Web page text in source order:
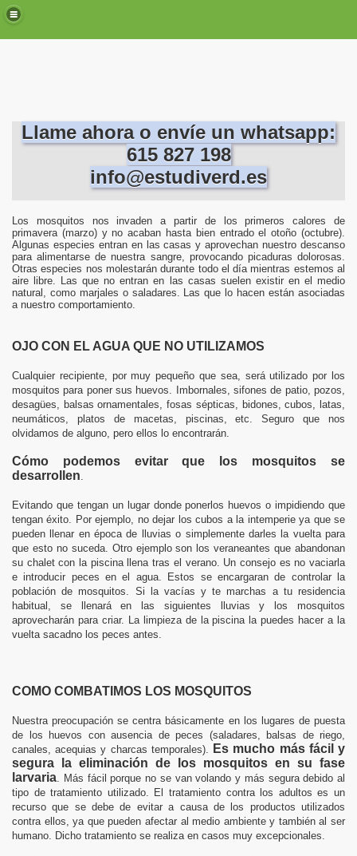
Llame ahora o envíe un whatsapp:
615 827 198
info@estudiverd.es
Los mosquitos nos invaden a partir de los primeros calores de
primavera (marzo) y no acaban hasta bien entrado el otoño (octubre).
Algunas especies entran en las casas y aprovechan nuestro descanso
para alimentarse de nuestra sangre, provocando picaduras dolorosas.
Otras especies nos molestarán durante todo el día mientras estemos al
aire libre. Las que no entran en las casas suelen existir en el medio
natural, como marjales o saladares. Las que lo hacen están asociadas
a nuestro comportamiento.
OJO CON EL AGUA QUE NO UTILIZAMOS
Cualquier recipiente, por muy pequeño que sea, será utilizado por los
mosquitos para poner sus huevos. Imbornales, sifones de patio, pozos,
desagües, balsas ornamentales, fosas sépticas, bidones, cubos, latas,
neumáticos, platos de macetas, piscinas, etc. Seguro que nos
olvidamos de alguno, pero ellos lo encontrarán.
Cómo podemos evitar que los mosquitos se
desarrollen.
Evitando que tengan un lugar donde ponerlos huevos o impidiendo que
tengan éxito. Por ejemplo, no dejar los cubos a la intemperie ya que se
pueden llenar en época de lluvias o simplemente darles la vuelta para
que esto no suceda. Otro ejemplo son los veraneantes que abandonan
su chalet con la piscina llena tras el verano. Un consejo es no vaciarla
e introducir peces en el agua. Estos se encargaran de controlar la
población de mosquitos. Si la vacías y te marchas a tu residencia
habitual, se llenará en las siguientes lluvias y los mosquitos
aprovecharán para criar. La limpieza de la piscina la puedes hacer a la
vuelta sacadno los peces antes.
COMO COMBATIMOS LOS MOSQUITOS
Nuestra preocupación se centra básicamente en los lugares de puesta
de los huevos con ausencia de peces (saladares, balsas de riego,
canales, acequias y charcas temporales). Es mucho más fácil y
segura la eliminación de los mosquitos en su fase
larvaria. Más fácil porque no se van volando y más segura debido al
tipo de tratamiento utilizado. El tratamiento contra los adultos es un
recurso que se debe de evitar a causa de los productos utilizados
contra ellos, ya que pueden afectar al medio ambiente y también al ser
humano. Dicho tratamiento se realiza en casos muy excepcionales.
casas de Valencia, Torrent, Paterna, Mislata...
Valencia, Torrent, Paterna, Mislata.
Torrent, Paterna, Mislata
Paterna, Mislata...
Torrent, Paterna, Mislata...
en Valencia, Torrent, Paterna, Mislata.
Torrent, Paterna.
de fauna silvestre, exótica e invasora en Valencia,
Paterna.
en TV y otros fraudes.